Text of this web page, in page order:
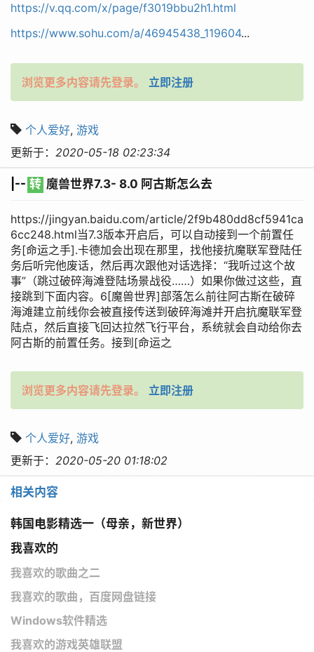
https://v.qq.com/x/page/f3019bbu2h1.html
https://www.sohu.com/a/46945438_119604...
浏览更多内容请先登录。 立即注册
个人爱好, 游戏
更新于： 2020-05-18 02:23:34
|-- 转 魔兽世界7.3- 8.0 阿古斯怎么去
https://jingyan.baidu.com/article/2f9b480dd8cf5941ca
6cc248.html当7.3版本开启后，可以自动接到一个前置任
务[命运之手].卡德加会出现在那里，找他接抗魔联军登陆任
务后听完他废话，然后再次跟他对话选择：“我听过这个故
事”（跳过破碎海滩登陆场景战役……）如果你做过这些，直
接跳到下面内容。6[魔兽世界]部落怎么前往阿古斯在破碎
海滩建立前线你会被直接传送到破碎海滩并开启抗魔联军登
陆点，然后直接飞回达拉然飞行平台，系统就会自动给你去
阿古斯的前置任务。接到[命运之
浏览更多内容请先登录。 立即注册
个人爱好, 游戏
更新于： 2020-05-20 01:18:02
相关内容
韩国电影精选一（母亲，新世界）
我喜欢的
我喜欢的歌曲之二
我喜欢的歌曲，百度网盘链接
Windows软件精选
我喜欢的游戏英雄联盟